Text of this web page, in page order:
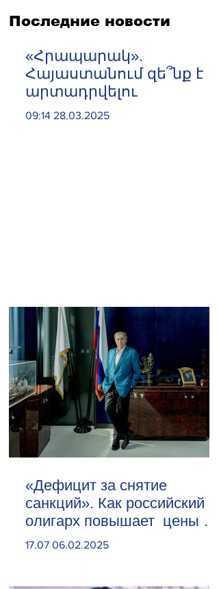
Последние новости
«Հրապարակ».
Հայաստանում զե՞նք է
արտադրվելու
09:14 28.03.2025
«Дефицит за снятие
санкций». Как российский
олигарх повышает цены на
сливочное масло
17.07 06.02.2025